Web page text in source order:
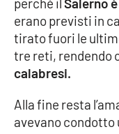
Leggendo
Imprese Di
Le perfidie di
Venti di
erano previsti in
tirato fuori le
tre reti, rendendo
calabresi.
Alla fine resta
avevano condotto